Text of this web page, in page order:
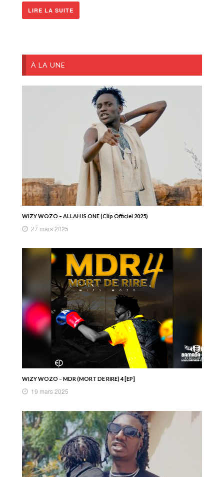
LIRE LA SUITE
À LA UNE
WIZY WOZO – ALLAH IS ONE (Clip Officiel 2025)
27 mars 2025
WIZY WOZO – MDR (MORT DE RIRE) 4 [EP]
19 mars 2025